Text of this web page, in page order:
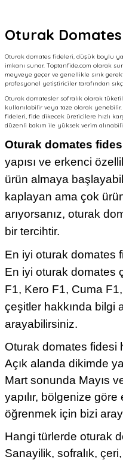
Oturak Domates
Oturak domates fideleri, düşük boylu
imkanı sunar. Toptanfide.com olarak
meyveye geçer ve genellikle sırık
profesyonel yetiştiriciler tarafından
Oturak domatesler sofralık olarak
kullanılabilir veya taze olarak
fideleri, fide dikecek üreticilere hızlı
düzenli bakım ile yüksek verim
Oturak domates
yapısı ve erkenci
ürün almaya
kaplayan ama çok
arıyorsanız, oturak
bir tercihtir.
En iyi oturak domates
En iyi oturak domates
F1, Kero F1, Cuma F1,
çeşitler hakkında bilgi
arayabilirsiniz.
Oturak domates fidesi
Açık alanda dikimde
Mart sonunda Mayıs
yapılır, bölgenize
öğrenmek için bizi
Hangi türlerde oturak
Sanayilik, sofralık,